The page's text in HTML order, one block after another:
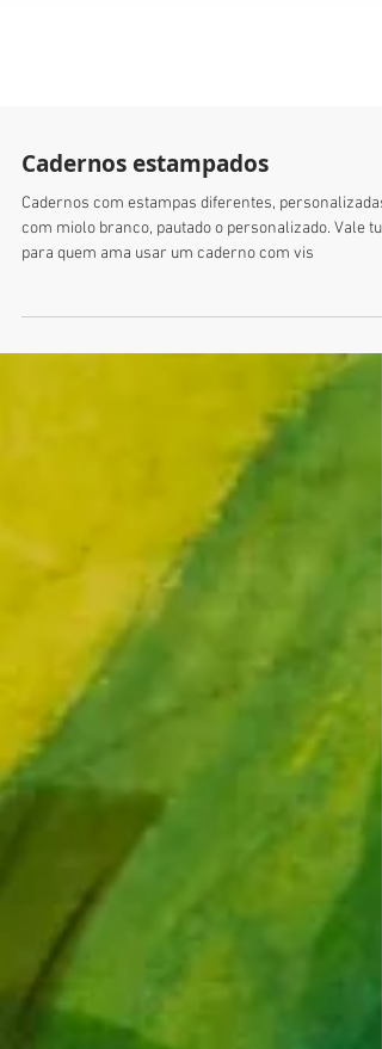
Cadernos estampados
Cadernos com estampas diferentes, personalizadas,
para quem ama usar um caderno com vis